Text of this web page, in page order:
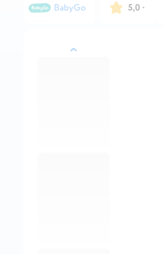
назад
BabyGo 5,0 ·